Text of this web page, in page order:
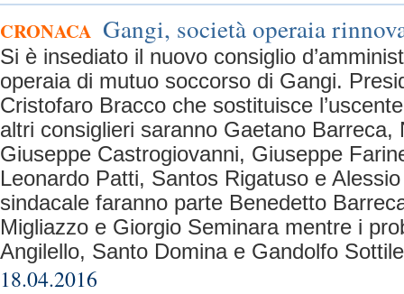
CRONACA Gangi, società operaia
Si è insediato il nuovo consiglio
operaia di mutuo soccorso di Gangi.
Cristofaro Bracco che sostituisce
altri consiglieri saranno Gaetano Barreca,
Giuseppe Castrogiovanni, Giuseppe
Leonardo Patti, Santos Rigatuso e
sindacale faranno parte Benedetto
Migliazzo e Giorgio Seminara mentre i
Angilello, Santo Domina e Gandolfo
18.04.2016